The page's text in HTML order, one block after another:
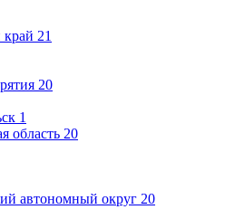
край 21
20
1
область 20
автономный округ 20